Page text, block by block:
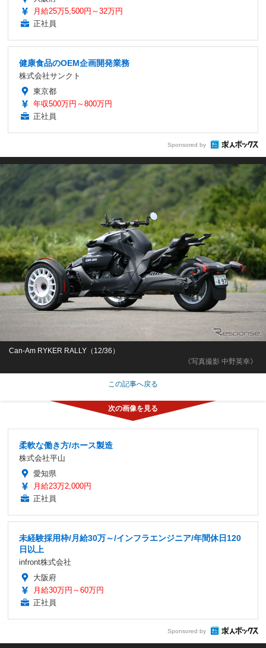
月給25万5,500円～32万円
正社員
健康食品のOEM企画開発業務
株式会社サンクト
東京都
年収500万円～800万円
正社員
Sponsored by
《写真撮影 中野英幸》
Can-Am RYKER RALLY（12/36）
この記事へ戻る
柔軟な働き方/ホース製造
株式会社平山
愛知県
月給23万2,000円
正社員
未経験採用枠/月給30万～/インフラエンジニア/年間休日120
日以上
infront株式会社
大阪府
月給30万円～60万円
正社員
Sponsored by